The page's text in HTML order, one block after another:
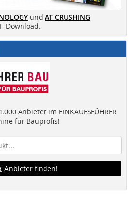
und AT CRUSHING
Download.
Anbieter im EINKAUFSFÜHRER
für Bauprofis!
Anbieter finden!